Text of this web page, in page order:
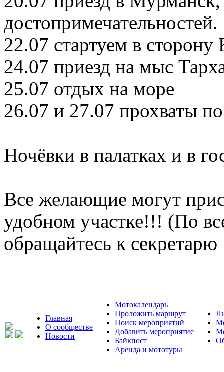
достопримечательностей.
22.07 стартуем в
24.07 приезд на мыс
25.07 отдых на море
26.07 и 27.07 прохваты
Ночёвки в палатках и в
Все желающие могут
удобном участке!!! (По
обращайтесь к секретарю
Главная
О сообществе
Новости
Мотокалендарь
Проложить маршрут
Поиск мероприятий
Добавить мероприятие
Байкпост
Аренда и мототуры